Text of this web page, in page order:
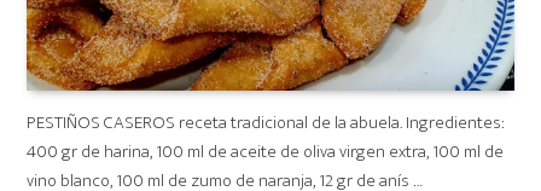
PESTIÑOS CASEROS receta tradicional de la abuela. Ingredientes:
400 gr de harina, 100 ml de aceite de oliva virgen extra, 100 ml de
vino blanco, 100 ml de zumo de naranja, 12 gr de anís …